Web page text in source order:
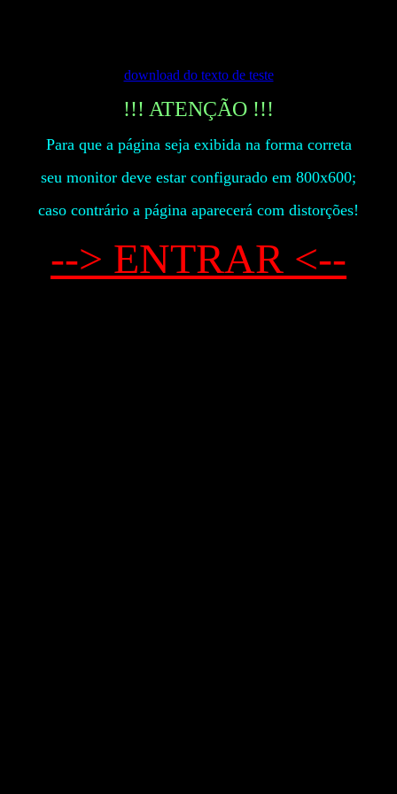
download do texto de teste
!!! ATENÇÃO !!!
Para que a página seja exibida na forma correta
seu monitor deve estar configurado em 800x600;
caso contrário a página aparecerá com distorções!
--> ENTRAR <--